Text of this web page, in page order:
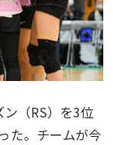
（RS）を3位
た。チームが今